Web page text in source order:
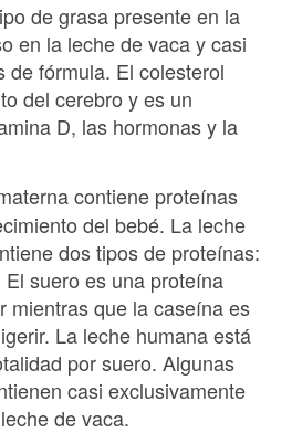
de grasa presente en la
en la leche de vaca y casi
de fórmula. El colesterol
del cerebro y es un
D, las hormonas y la
contiene proteínas
del bebé. La leche
dos tipos de proteínas:
suero es una proteína
mientras que la caseína es
La leche humana está
por suero. Algunas
casi exclusivamente
de vaca.